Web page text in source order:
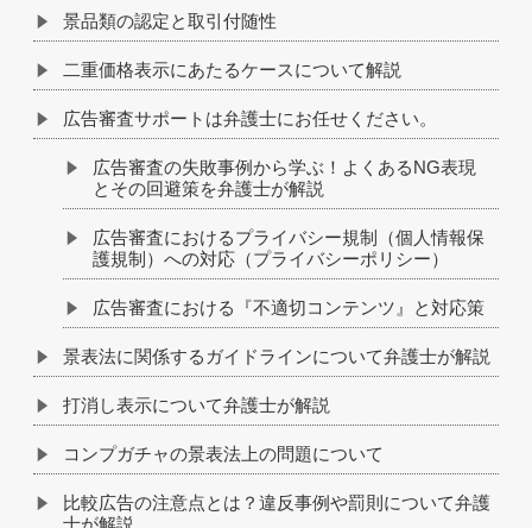
景品類の認定と取引付随性
二重価格表示にあたるケースについて解説
広告審査サポートは弁護士にお任せください。
広告審査の失敗事例から学ぶ！よくあるNG表現
とその回避策を弁護士が解説
広告審査におけるプライバシー規制（個人情報保
護規制）への対応（プライバシーポリシー）
広告審査における『不適切コンテンツ』と対応策
景表法に関係するガイドラインについて弁護士が解説
打消し表示について弁護士が解説
コンプガチャの景表法上の問題について
比較広告の注意点とは？違反事例や罰則について弁護
士が解説